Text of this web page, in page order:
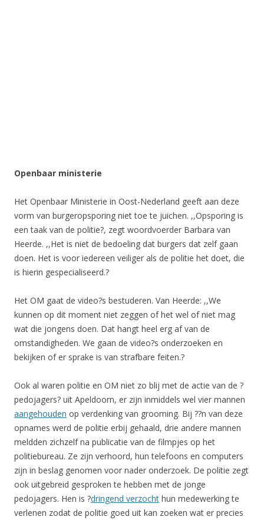
Openbaar ministerie
Het Openbaar Ministerie in Oost-Nederland geeft aan deze
vorm van burgeropsporing niet toe te juichen. ,,Opsporing is
een taak van de politie?, zegt woordvoerder Barbara van
Heerde. ,,Het is niet de bedoeling dat burgers dat zelf gaan
doen. Het is voor iedereen veiliger als de politie het doet, die
is hierin gespecialiseerd.?
Het OM gaat de video?s bestuderen. Van Heerde: ,,We
kunnen op dit moment niet zeggen of het wel of niet mag
wat die jongens doen. Dat hangt heel erg af van de
omstandigheden. We gaan de video?s onderzoeken en
bekijken of er sprake is van strafbare feiten.?
Ook al waren politie en OM niet zo blij met de actie van de ?
pedojagers? uit Apeldoorn, er zijn inmiddels wel vier mannen
aangehouden op verdenking van grooming. Bij ??n van deze
opnames werd de politie erbij gehaald, drie andere mannen
meldden zichzelf na publicatie van de filmpjes op het
politiebureau. Ze zijn verhoord, hun telefoons en computers
zijn in beslag genomen voor nader onderzoek. De politie zegt
ook uitgebreid gesproken te hebben met de jonge
pedojagers. Hen is ?dringend verzocht hun medewerking te
verlenen zodat de politie goed uit kan zoeken wat er precies